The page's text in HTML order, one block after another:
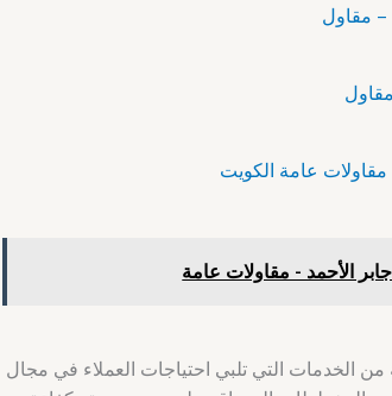
الخدمات التي تلبي احتياجات العملاء في مجال